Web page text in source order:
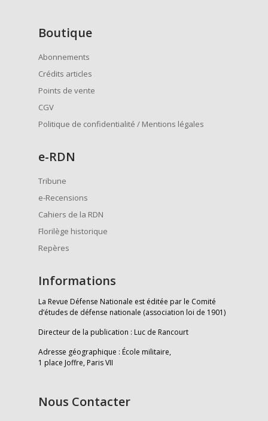
Boutique
Abonnements
Crédits articles
Points de vente
CGV
Politique de confidentialité / Mentions légales
e-RDN
Tribune
e-Recensions
Cahiers de la RDN
Florilège historique
Repères
Informations
La Revue Défense Nationale est éditée par le Comité
d’études de défense nationale (association loi de 1901)
Directeur de la publication : Luc de Rancourt
Adresse géographique : École militaire,
1 place Joffre, Paris VII
Nous Contacter